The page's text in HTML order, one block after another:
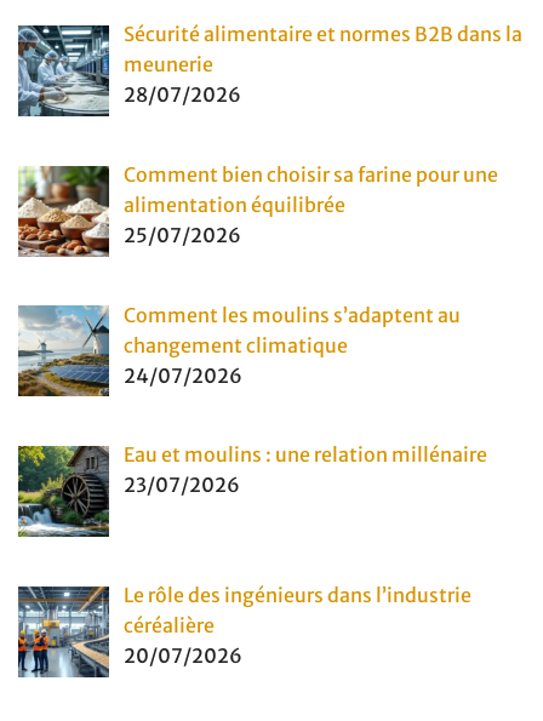
Sécurité alimentaire et normes B2B dans la
meunerie
28/07/2026
Comment bien choisir sa farine pour une
alimentation équilibrée
25/07/2026
Comment les moulins s’adaptent au
changement climatique
24/07/2026
Eau et moulins : une relation millénaire
23/07/2026
Le rôle des ingénieurs dans l’industrie
céréalière
20/07/2026